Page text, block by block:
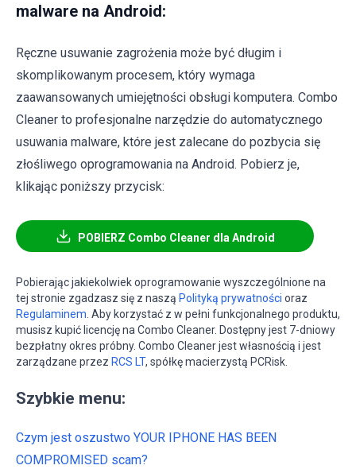
malware na Android:
Ręczne usuwanie zagrożenia może być długim i
skomplikowanym procesem, który wymaga
zaawansowanych umiejętności obsługi komputera. Combo
Cleaner to profesjonalne narzędzie do automatycznego
usuwania malware, które jest zalecane do pozbycia się
złośliwego oprogramowania na Android. Pobierz je,
klikając poniższy przycisk:
POBIERZ Combo Cleaner dla Android
Pobierając jakiekolwiek oprogramowanie wyszczególnione na
tej stronie zgadzasz się z naszą Polityką prywatności oraz
Regulaminem . Aby korzystać z w pełni funkcjonalnego produktu,
musisz kupić licencję na Combo Cleaner. Dostępny jest 7-dniowy
bezpłatny okres próbny. Combo Cleaner jest własnością i jest
zarządzane przez RCS LT, spółkę macierzystą PCRisk.
Szybkie menu:
Czym jest oszustwo YOUR IPHONE HAS BEEN
COMPROMISED scam?